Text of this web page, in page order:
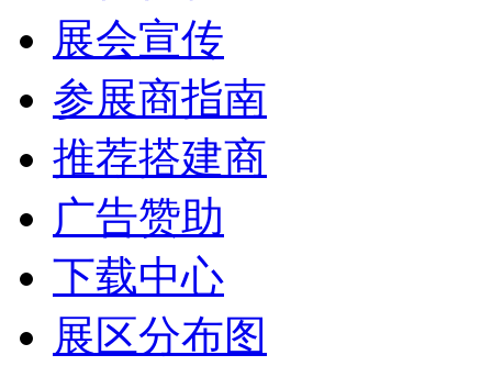
展会宣传
参展商指南
推荐搭建商
广告赞助
下载中心
展区分布图